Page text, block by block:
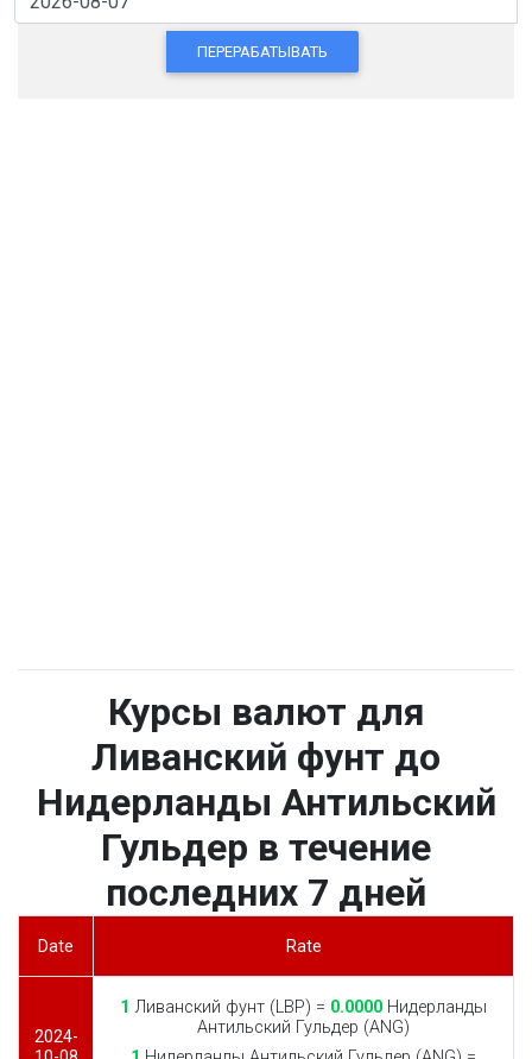
ПЕРЕРАБАТЫВАТЬ
Курсы валют для
Ливанский фунт до
Нидерланды Антильский
Гульдер в течение
последних 7 дней
Date Rate
2024-
1 Ливанский фунт (LBP) = 0.0000 Нидерланды
Антильский Гульдер (ANG)